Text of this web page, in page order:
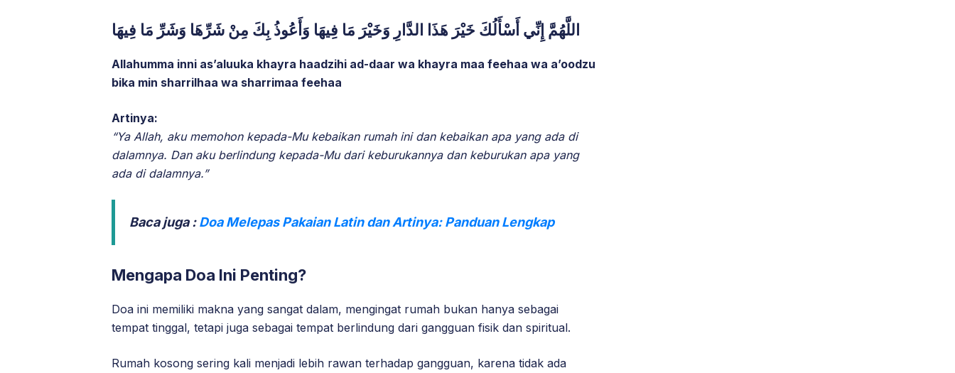
اللَّهُمَّ إِنِّي أَسْأَلُكَ خَيْرَ هَذَا الدَّارِ وَخَيْرَ مَا فِيهَا وَأَعُوذُ بِكَ مِنْ شَرِّهَا وَشَرِّ مَا فِيهَا
Allahumma inni as’aluuka khayra haadzihi ad-daar wa khayra maa feehaa wa a’oodzu
bika min sharrilhaa wa sharrimaa feehaa
Artinya:
“Ya Allah, aku memohon kepada-Mu kebaikan rumah ini dan kebaikan apa yang ada di
dalamnya. Dan aku berlindung kepada-Mu dari keburukannya dan keburukan apa yang
ada di dalamnya.”
Baca juga :Doa Melepas Pakaian Latin dan Artinya: Panduan Lengkap
Mengapa Doa Ini Penting?
Doa ini memiliki makna yang sangat dalam, mengingat rumah bukan hanya sebagai
tempat tinggal, tetapi juga sebagai tempat berlindung dari gangguan fisik dan spiritual.
Rumah kosong sering kali menjadi lebih rawan terhadap gangguan, karena tidak ada